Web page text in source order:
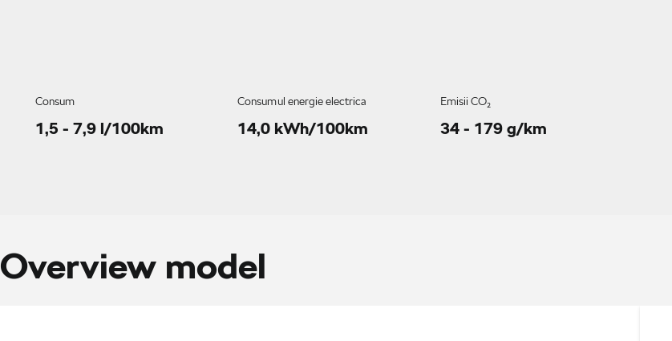
Consum
1,5 - 7,9 l/100km
Consumul energie electrica
14,0 kWh/100km
Emisii CO₂
34 - 179 g/km
Overview model